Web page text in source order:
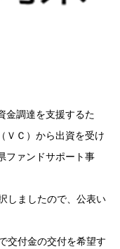
金調達を支援するた
ＶＣ）から出資を受け
ファンドサポート事
しましたので、公表い
交付金の交付を希望す